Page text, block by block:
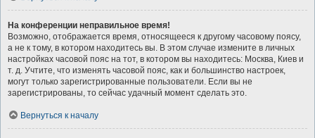
На конференции неправильное время!
Возможно, отображается время, относящееся к другому часовому поясу,
а не к тому, в котором находитесь вы. В этом случае измените в личных
настройках часовой пояс на тот, в котором вы находитесь: Москва, Киев и
т. д. Учтите, что изменять часовой пояс, как и большинство настроек,
могут только зарегистрированные пользователи. Если вы не
зарегистрированы, то сейчас удачный момент сделать это.
Вернуться к началу